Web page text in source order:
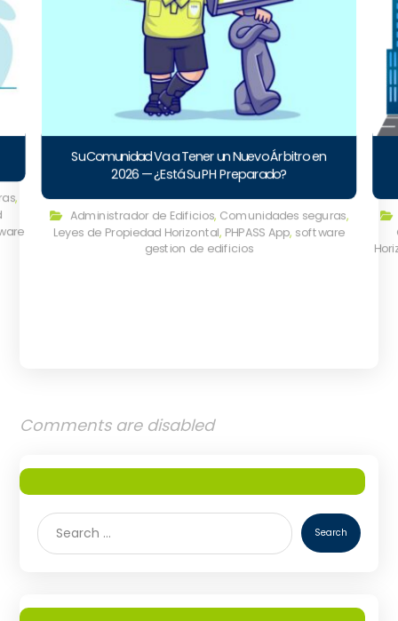
,
Su Comunidad Va a Tener un Nuevo Árbitro en
2026 — ¿Está Su PH Preparado?
Administrador de Edificios, Comunidades seguras,
Leyes de Propiedad Horizontal, PHPASS App, software
gestion de edificios
Comments are disabled